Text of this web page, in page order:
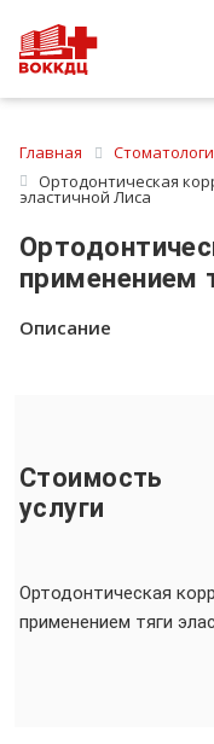
Главная
Ортодонтическая
эластичной Лиса
применением
Описание
Стоимость
услуги
Ортодонтическая
применением тяги